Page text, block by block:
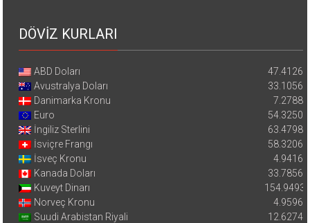
DÖVİZ KURLARI
ABD Doları
47.4126
Avustralya Doları
33.1056
Danimarka Kronu
7.2788
Euro
54.3250
İngiliz Sterlini
63.4798
İsviçre Frangı
58.3206
İsveç Kronu
4.9416
Kanada Doları
33.7856
Kuveyt Dinarı
154.9493
Norveç Kronu
4.9596
Suudi Arabistan Riyali
12.6274